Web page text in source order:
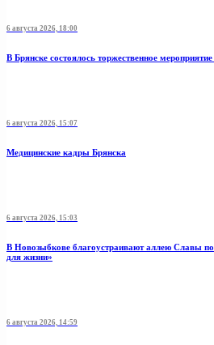
6 августа 2026, 18:00
В Брянске состоялось торжественное мероприятие
6 августа 2026, 15:07
Медицинские кадры Брянска
6 августа 2026, 15:03
В Новозыбкове благоустраивают аллею Славы
для жизни»
6 августа 2026, 14:59